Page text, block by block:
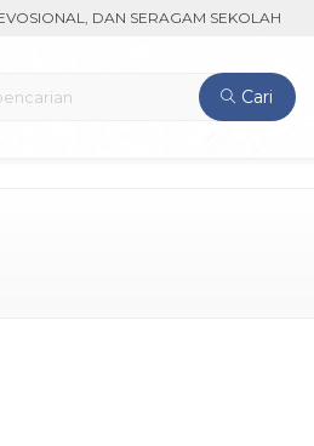
DAN SERAGAM SEKOLAH
Cari